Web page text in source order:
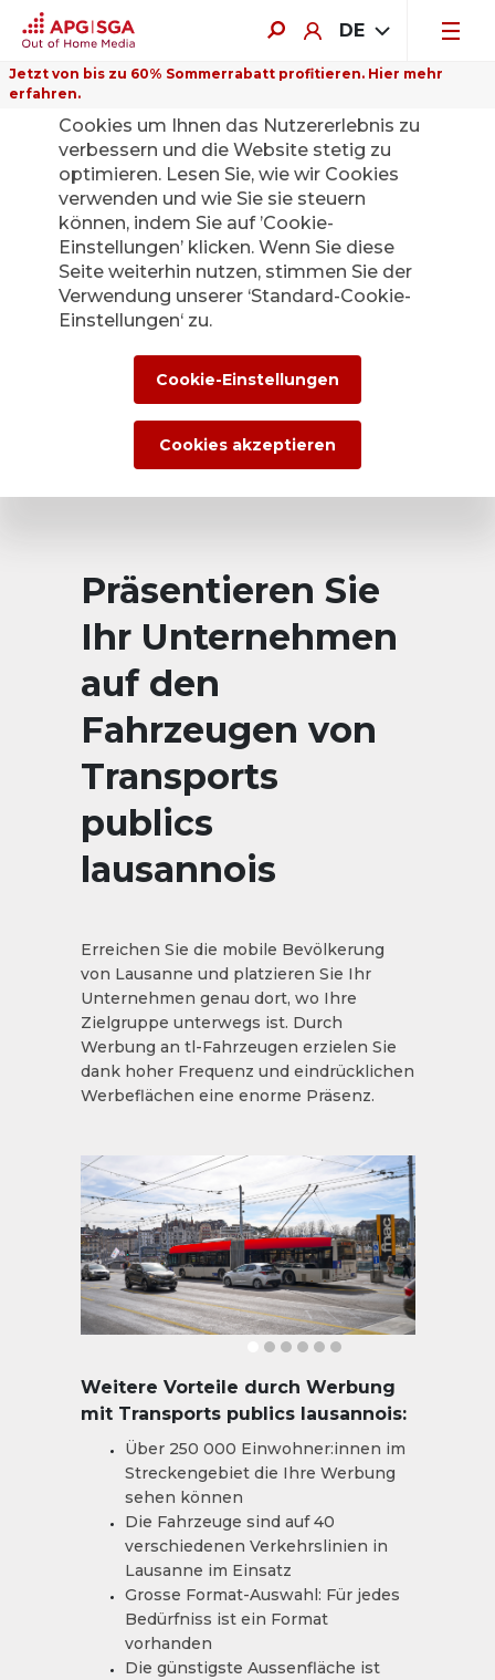
DE
Jetzt von bis zu 60% Sommerrabatt profitieren. Hier mehr
erfahren.
Präsentieren Sie
Ihr Unternehmen
auf den
Fahrzeugen von
Transports
publics
lausannois
Erreichen Sie die mobile Bevölkerung
von Lausanne und platzieren Sie Ihr
Unternehmen genau dort, wo Ihre
Zielgruppe unterwegs ist. Durch
Werbung an tl-Fahrzeugen erzielen Sie
dank hoher Frequenz und eindrücklichen
Werbeflächen eine enorme Präsenz.
Weitere Vorteile durch Werbung
mit Transports publics lausannois:
Über 250 000 Einwohner:innen im
Streckengebiet die Ihre Werbung
sehen können
Die Fahrzeuge sind auf 40
verschiedenen Verkehrslinien in
Lausanne im Einsatz
Grosse Format-Auswahl: Für jedes
Bedürfniss ist ein Format
vorhanden
Die günstigste Aussenfläche ist
Auf dieser Website verwenden wir
Cookies um Ihnen das Nutzererlebnis zu
verbessern und die Website stetig zu
optimieren. Lesen Sie, wie wir Cookies
verwenden und wie Sie sie steuern
können, indem Sie auf ’Cookie-
Einstellungen’ klicken. Wenn Sie diese
Seite weiterhin nutzen, stimmen Sie der
Verwendung unserer ‘Standard-Cookie-
Einstellungen‘ zu.
Cookie-Einstellungen
Cookies akzeptieren